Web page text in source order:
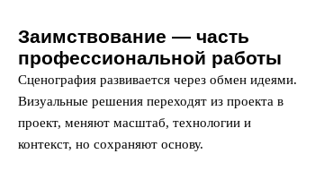
Заимствование — часть
профессиональной работы
Сценография развивается через обмен идеями.
Визуальные решения переходят из проекта в
проект, меняют масштаб, технологии и
контекст, но сохраняют основу.